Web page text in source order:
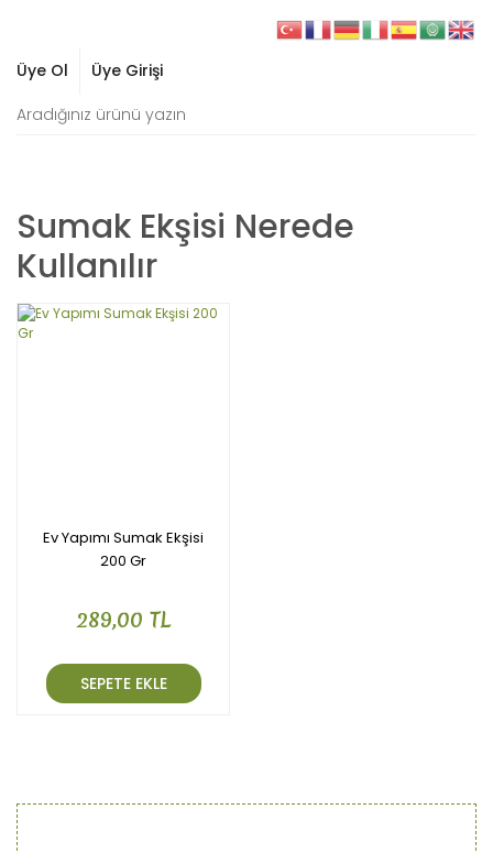
Üye Ol Üye Girişi
Sumak Ekşisi Nerede
Kullanılır
Ev Yapımı Sumak Ekşisi
200 Gr
289,00 TL
SEPETE EKLE